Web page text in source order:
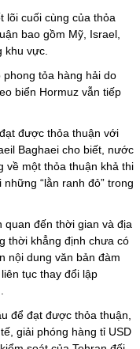
lõi cuối cùng của thỏa
bao gồm Mỹ, Israel,
khu vực.
phong tỏa hàng hải do
biển Hormuz vẫn tiếp
được thỏa thuận với
Baghaei cho biết, nước
về một thỏa thuận khả thi
“lằn ranh đỏ” trong
quan đến thời gian và địa
thời khẳng định chưa có
nội dung văn bản đàm
tục thay đổi lập
để đạt được thỏa thuận,
giải phóng hàng tỉ USD